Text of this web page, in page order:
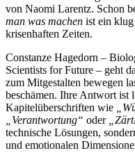
von Naomi Larentz. Schon
man was machen ist ein
krisenhaften Zeiten.
Constanze Hagedorn –
Scientists for Future – geht
zum Mitgestalten bewegen
beschämen. Ihre Antwort ist
Kapitelüberschriften wie
„Verantwortung“ oder
technische Lösungen,
und emotionalen